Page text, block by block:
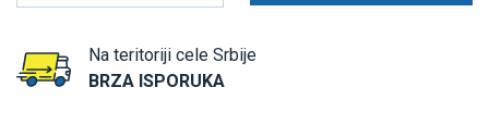
Na teritoriji cele Srbije
BRZA ISPORUKA